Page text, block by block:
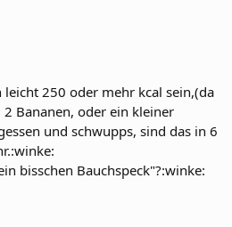
250 oder mehr kcal sein,(da
Bananen, oder ein kleiner
und schwupps, sind das in 6
bisschen Bauchspeck"?:winke: